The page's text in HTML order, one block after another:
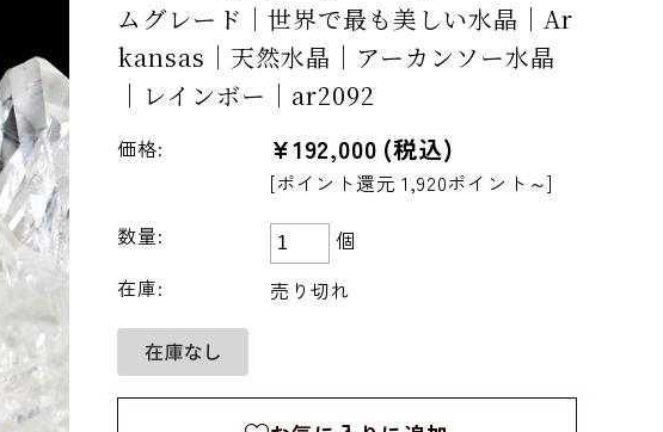
ムグレード｜世界で最も美しい水晶｜Ar
kansas｜天然水晶｜アーカンソー水晶
｜レインボー｜ar2092
価格: ¥192,000 (税込)
[ポイント還元 1,920ポイント～]
数量:
個
在庫:
売り切れ